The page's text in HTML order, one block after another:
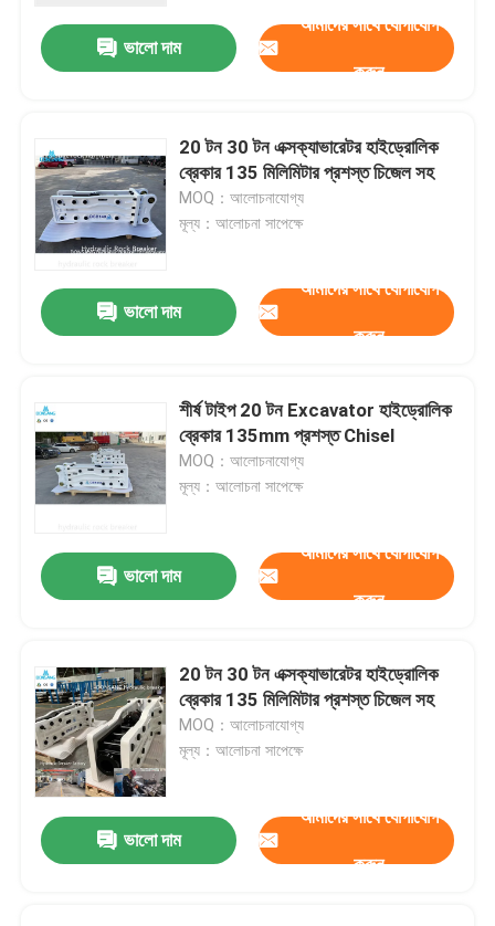
ভালো দাম
আমাদের সাথে যোগাযোগ
করুন
20 টন 30 টন এক্সক্যাভারেটর হাইড্রোলিক
ব্রেকার 135 মিলিমিটার প্রশস্ত চিজেল সহ
MOQ：আলোচনাযোগ্য
মূল্য：আলোচনা সাপেক্ষে
ভালো দাম
আমাদের সাথে যোগাযোগ
করুন
শীর্ষ টাইপ 20 টন Excavator হাইড্রোলিক
ব্রেকার 135mm প্রশস্ত Chisel
MOQ：আলোচনাযোগ্য
মূল্য：আলোচনা সাপেক্ষে
ভালো দাম
আমাদের সাথে যোগাযোগ
করুন
20 টন 30 টন এক্সক্যাভারেটর হাইড্রোলিক
ব্রেকার 135 মিলিমিটার প্রশস্ত চিজেল সহ
MOQ：আলোচনাযোগ্য
মূল্য：আলোচনা সাপেক্ষে
ভালো দাম
আমাদের সাথে যোগাযোগ
করুন